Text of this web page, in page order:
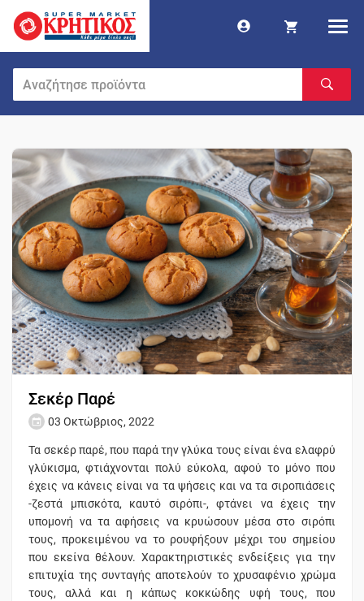
Σεκέρ Παρέ
03 Οκτώβριος, 2022
Τα σεκέρ παρέ, που παρά την γλύκα τους είναι ένα ελαφρύ
γλύκισμα, φτιάχνονται πολύ εύκολα, αφού το μόνο που
έχεις να κάνεις είναι να τα ψήσεις και να τα σιροπιάσεις
-ζεστά μπισκότα, καυτό σιρόπι-, φτάνει να έχεις την
υπομονή να τα αφήσεις να κρυώσουν μέσα στο σιρόπι
τους, προκειμένου να το ρουφήξουν μέχρι του σημείου
που εκείνα θέλουν. Χαρακτηριστικές ενδείξεις για την
επιτυχία της συνταγής αποτελούν το χρυσαφένιο χρώμα
τους, αλλά και η κάπως κοκκώδης υφή τους, που